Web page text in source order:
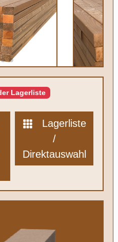
Lagerliste
/
Direktauswahl